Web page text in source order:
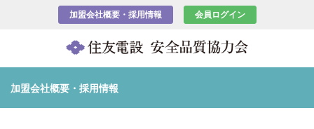
加盟会社概要・採用情報 会員ログイン
加盟会社概要・採用情報